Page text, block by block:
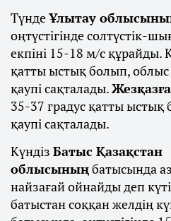
ТүндеҰлытау
оңтүстігінде солтүстік-
екпіні 15-18 м/с құрайды.
қатты ыстық болып,
қаупі сақталады.
35-37 градус қатты
қаупі сақталады.
Күндіз Батыс Қазақстан
облысыныңбатысында
найзағай ойнайды деп
батыстан соққан желдің